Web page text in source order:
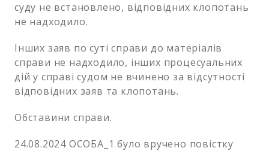
суду не встановлено, відповідних клопотань
не надходило.
Інших заяв по суті справи до матеріалів
справи не надходило, інших процесуальних
дій у справі судом не вчинено за відсутності
відповідних заяв та клопотань.
Обставини справи.
24.08.2024 ОСОБА_1 було вручено повістку